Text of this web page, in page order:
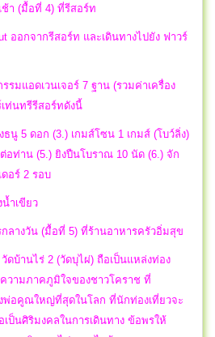
ช้า (มื้อที่ 4) ที่รีสอร์ท
ออกจากรีสอร์ท และเดินทางไปยัง ฟาวร์
มแอดเวนเจอร์ 7 ฐาน (รวมค่าเครื่อง
ท่นทรีรีสอร์ทดังนี้
ธนู 5 ดอก (3.) เกมส์โซน 1 เกมส์ (โบว์ลิ่ง)
อท่าน (5.) ยิงปืนโบราณ 10 นัด (6.) จัก
ดอร์ 2 รอบ
น้ำเขียว
ลางวัน (มื้อที่ 5) ที่ร้านอาหารครัวอิ่มสุข
ดบ้านไร่ 2 (วัดบุไผ่) ถือเป็นแหล่งท่อง
วามภาคภูมิใจของชาวโคราช ที่
พ่อคูณใหญ่ที่สุดในโลก ที่นักท่องเที่ยวจะ
เป็นศิริมงคลในการเดินทาง ข้อพรให้